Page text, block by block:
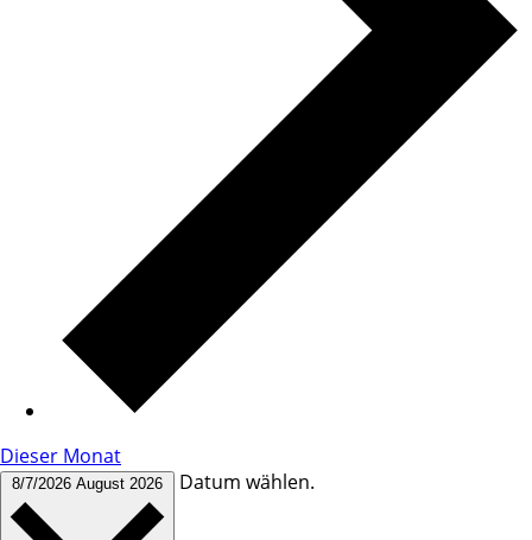
Dieser Monat
8/7/2026 August 2026 Datum wählen.